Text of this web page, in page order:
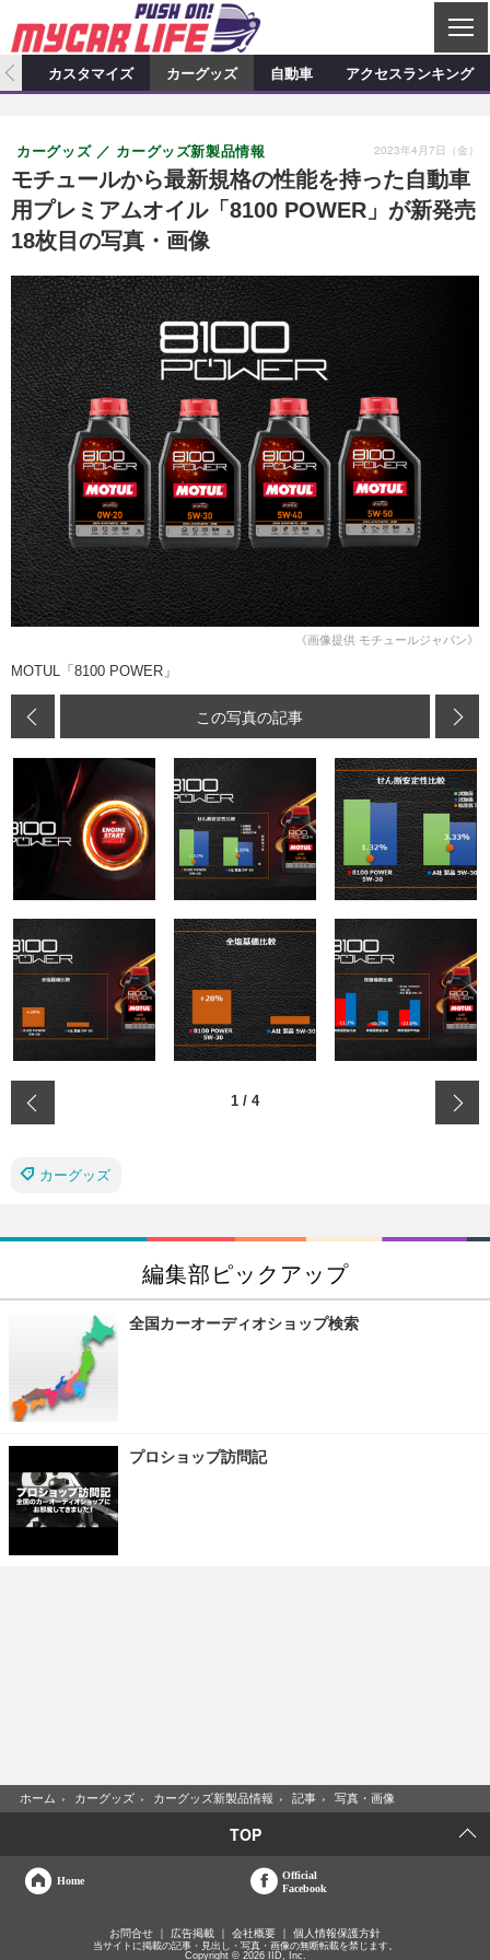
C
L
S
カーオーディオ
プロショップ検索 ショップ訪問記
カーオーディオニュース デモカー製作記
その他
カスタマイズ特集記事 カスタマイズ新製品情報
カスタマイズニュース
カーグッズ
カーグッズ特集記事 カーグッズ新製品情報
カーグッズニュース
自動車
スクープ
カスタマイズ カーグッズ 自動車 アクセスランキング
モチュールから最新規格の性能を持った自動車
用プレミアムオイル「8100 POWER」が新発売
18枚目の写真・画像
カーグッズ カーグッズ新製品情報 2023年4月7日（金）
《画像提供 モチュールジャパン》
MOTUL「8100 POWER」
この写真の記事
1 / 4
カーグッズ
編集部ピックアップ
全国カーオーディオショップ検索
プロショップ訪問記
ホーム › カーグッズ › カーグッズ新製品情報 › 記事 › 写真・画像
TOP
Home
Official
Facebook
お問合せ 広告掲載 会社概要 個人情報保護方針
当サイトに掲載の記事・見出し・写真・画像の無断転載を禁じます。
Copyright © 2026 IID, Inc.